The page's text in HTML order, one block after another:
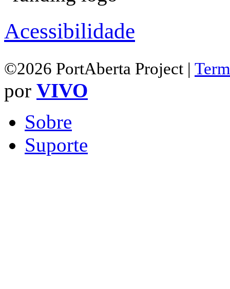
Acessibilidade
©2026 PortAberta Project |
por VIVO
Sobre
Suporte